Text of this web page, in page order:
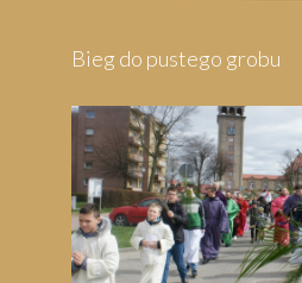
Bieg do pustego grobu